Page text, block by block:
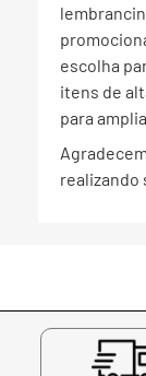
escolha
itens de
para
realizando